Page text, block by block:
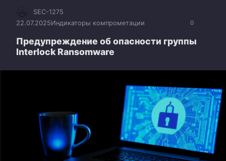
0
SEC-1275
22.07.2025Индикаторы компрометации
Предупреждение об опасности группы
Interlock Ransomware